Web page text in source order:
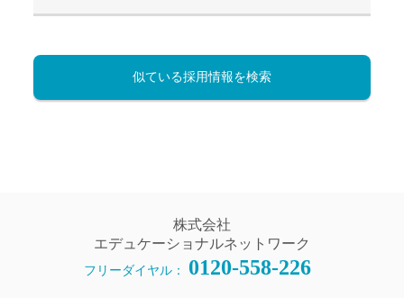
似ている採用情報を検索
株式会社
エデュケーショナルネットワーク
フリーダイヤル： 0120-558-226